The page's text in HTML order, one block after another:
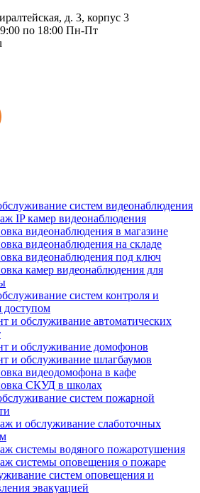
д. 3, корпус 3
по 18:00 Пн-Пт
систем видеонаблюдения
IP камер видеонаблюдения
видеонаблюдения в магазине
видеонаблюдения на складе
видеонаблюдения под ключ
камер видеонаблюдения для
систем контроля и
доступом
и обслуживание автоматических
и обслуживание домофонов
и обслуживание шлагбаумов
видеодомофона в кафе
СКУД в школах
систем пожарной
и обслуживание слаботочных
системы водяного пожаротушения
системы оповещения о пожаре
систем оповещения и
эвакуацией